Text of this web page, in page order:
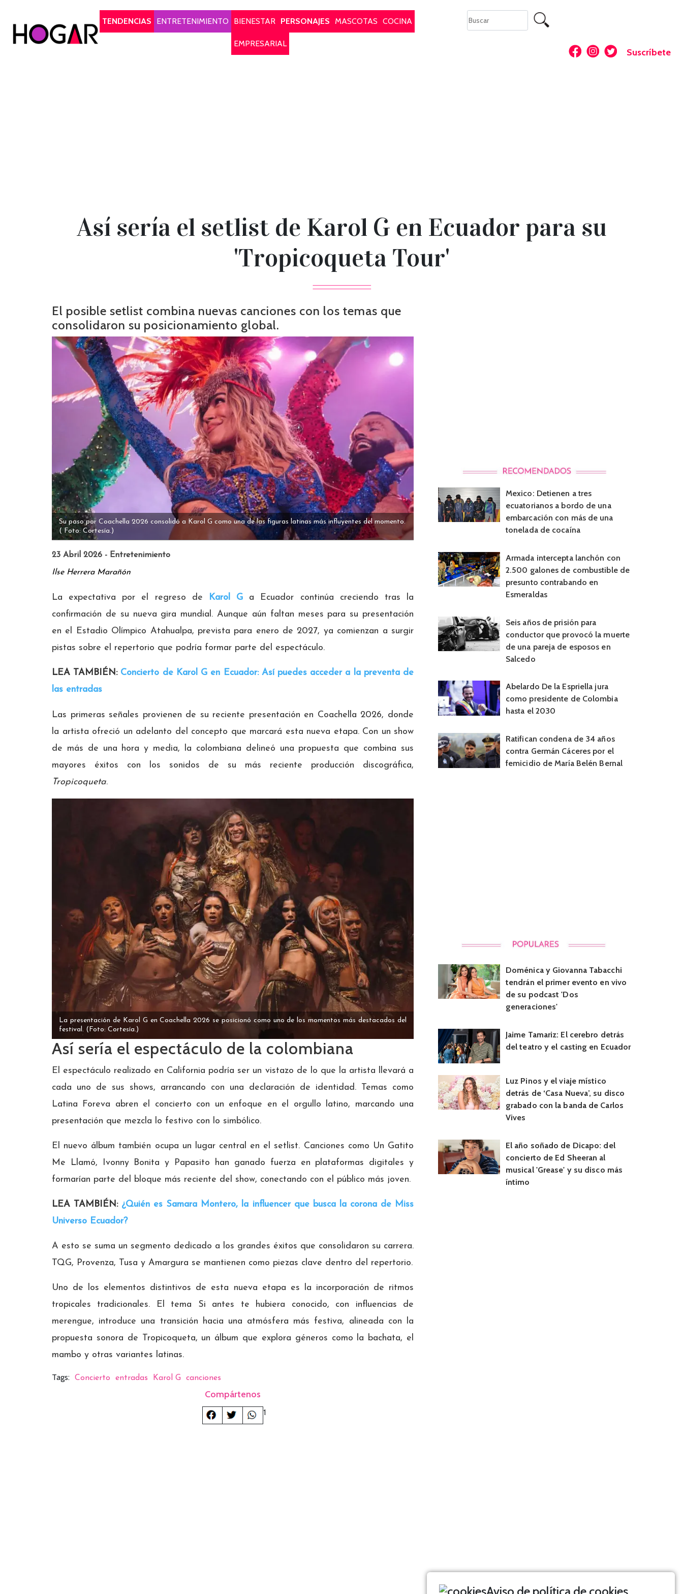
TENDENCIAS
ENTRETENIMIENTO BIENESTAR PERSONAJES MASCOTAS COCINA
EMPRESARIAL
Suscríbete
Así sería el setlist de Karol G en Ecuador para su
'Tropicoqueta Tour'
El posible setlist combina nuevas canciones con los temas que
consolidaron su posicionamiento global.
Su paso por Coachella 2026 consolidó a Karol G como una de las figuras latinas más influyentes del momento.
( Foto: Cortesía.)
23 Abril 2026 - Entretenimiento
Ilse Herrera Marañón
La expectativa por el regreso de Karol G a Ecuador continúa creciendo tras la
confirmación de su nueva gira mundial. Aunque aún faltan meses para su presentación
en el Estadio Olímpico Atahualpa, prevista para enero de 2027, ya comienzan a surgir
pistas sobre el repertorio que podría formar parte del espectáculo.
LEA TAMBIÉN: Concierto de Karol G en Ecuador: Así puedes acceder a la preventa de
las entradas
Las primeras señales provienen de su reciente presentación en Coachella 2026, donde
la artista ofreció un adelanto del concepto que marcará esta nueva etapa. Con un show
de más de una hora y media, la colombiana delineó una propuesta que combina sus
mayores éxitos con los sonidos de su más reciente producción discográfica,
Tropicoqueta.
La presentación de Karol G en Coachella 2026 se posicionó como uno de los momentos más destacados del
festival. (Foto: Cortesía.)
Así sería el espectáculo de la colombiana
El espectáculo realizado en California podría ser un vistazo de lo que la artista llevará a
cada uno de sus shows, arrancando con una declaración de identidad. Temas como
Latina Foreva abren el concierto con un enfoque en el orgullo latino, marcando una
presentación que mezcla lo festivo con lo simbólico.
El nuevo álbum también ocupa un lugar central en el setlist. Canciones como Un Gatito
Me Llamó, Ivonny Bonita y Papasito han ganado fuerza en plataformas digitales y
formarían parte del bloque más reciente del show, conectando con el público más joven.
LEA TAMBIÉN: ¿Quién es Samara Montero, la influencer que busca la corona de Miss
Universo Ecuador?
A esto se suma un segmento dedicado a los grandes éxitos que consolidaron su carrera.
TQG, Provenza, Tusa y Amargura se mantienen como piezas clave dentro del repertorio.
Uno de los elementos distintivos de esta nueva etapa es la incorporación de ritmos
tropicales tradicionales. El tema Si antes te hubiera conocido, con influencias de
merengue, introduce una transición hacia una atmósfera más festiva, alineada con la
propuesta sonora de Tropicoqueta, un álbum que explora géneros como la bachata, el
mambo y otras variantes latinas.
Tags: Concierto entradas Karol G canciones
Compártenos
1
Mexico: Detienen a tres
ecuatorianos a bordo de una
embarcación con más de una
tonelada de cocaína
Armada intercepta lanchón con
2.500 galones de combustible de
presunto contrabando en
Esmeraldas
Seis años de prisión para
conductor que provocó la muerte
de una pareja de esposos en
Salcedo
Abelardo De la Espriella jura
como presidente de Colombia
hasta el 2030
Ratifican condena de 34 años
contra Germán Cáceres por el
femicidio de María Belén Bernal
Doménica y Giovanna Tabacchi
tendrán el primer evento en vivo
de su podcast 'Dos
generaciones'
Jaime Tamariz: El cerebro detrás
del teatro y el casting en Ecuador
Luz Pinos y el viaje místico
detrás de ‘Casa Nueva’, su disco
grabado con la banda de Carlos
Vives
El año soñado de Dicapo: del
concierto de Ed Sheeran al
musical 'Grease' y su disco más
íntimo